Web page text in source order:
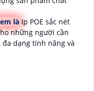
là Ip POE sắc nét
những người cần
dạng tính năng và